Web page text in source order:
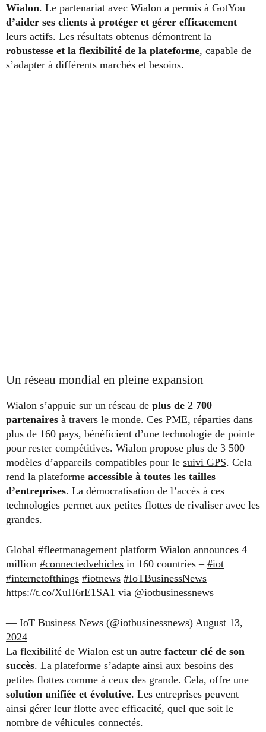
Wialon. Le partenariat avec Wialon a permis à GotYou
d’aider ses clients à protéger et gérer efficacement
leurs actifs. Les résultats obtenus démontrent la
robustesse et la flexibilité de la plateforme, capable de
s’adapter à différents marchés et besoins.
Un réseau mondial en pleine expansion
Wialon s’appuie sur un réseau de plus de 2 700
partenaires à travers le monde. Ces PME, réparties dans
plus de 160 pays, bénéficient d’une technologie de pointe
pour rester compétitives. Wialon propose plus de 3 500
modèles d’appareils compatibles pour le suivi GPS. Cela
rend la plateforme accessible à toutes les tailles
d’entreprises. La démocratisation de l’accès à ces
technologies permet aux petites flottes de rivaliser avec les
grandes.
Global #fleetmanagement platform Wialon announces 4
million #connectedvehicles in 160 countries – #iot
#internetofthings #iotnews #IoTBusinessNews
https://t.co/XuH6rE1SA1 via @iotbusinessnews
— IoT Business News (@iotbusinessnews) August 13,
2024
La flexibilité de Wialon est un autre facteur clé de son
succès. La plateforme s’adapte ainsi aux besoins des
petites flottes comme à ceux des grande. Cela, offre une
solution unifiée et évolutive. Les entreprises peuvent
ainsi gérer leur flotte avec efficacité, quel que soit le
nombre de véhicules connectés.